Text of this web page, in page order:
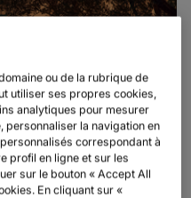
ou de la rubrique de
utiliser ses propres cookies,
analytiques pour mesurer
personnaliser la navigation en
correspondant à
profil en ligne et sur les
sur le bouton « Accept All
En cliquant sur «